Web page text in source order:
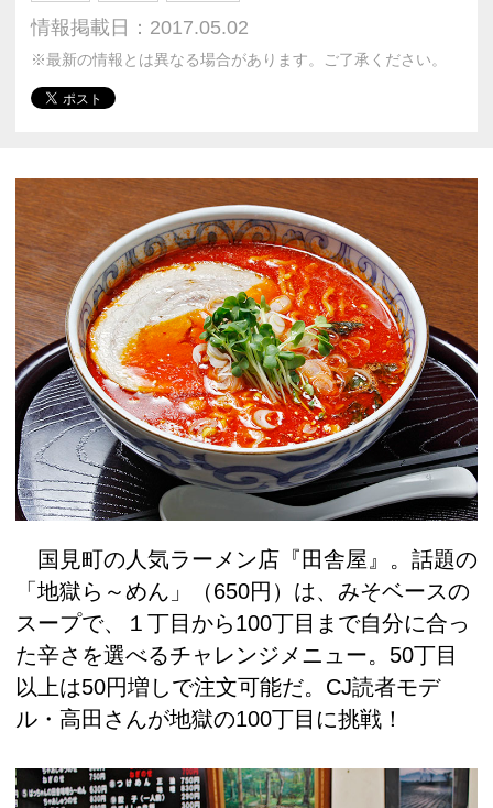
情報掲載日：2017.05.02
※最新の情報とは異なる場合があります。ご了承ください。
国見町の人気ラーメン店『田舎屋』。話題の
「地獄ら～めん」（650円）は、みそベースの
スープで、１丁目から100丁目まで自分に合っ
た辛さを選べるチャレンジメニュー。50丁目
以上は50円増しで注文可能だ。CJ読者モデ
ル・高田さんが地獄の100丁目に挑戦！